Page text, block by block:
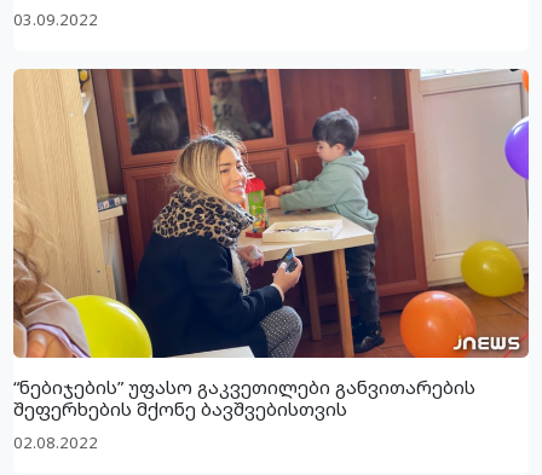
03.09.2022
“ნებიჯების” უფასო გაკვეთილები განვითარების
შეფერხების მქონე ბავშვებისთვის
02.08.2022